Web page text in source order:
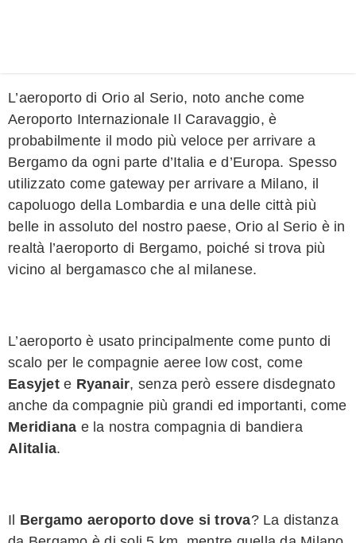
L’aeroporto di Orio al Serio, noto anche come
Aeroporto Internazionale Il Caravaggio, è
probabilmente il modo più veloce per arrivare a
Bergamo da ogni parte d’Italia e d’Europa. Spesso
utilizzato come gateway per arrivare a Milano, il
capoluogo della Lombardia e una delle città più
belle in assoluto del nostro paese, Orio al Serio è in
realtà l’aeroporto di Bergamo, poiché si trova più
vicino al bergamasco che al milanese.
L’aeroporto è usato principalmente come punto di
scalo per le compagnie aeree low cost, come
Easyjete Ryanair, senza però essere disdegnato
anche da compagnie più grandi ed importanti, come
Meridiana e la nostra compagnia di bandiera
Alitalia.
Il Bergamo aeroporto dove si trova? La distanza